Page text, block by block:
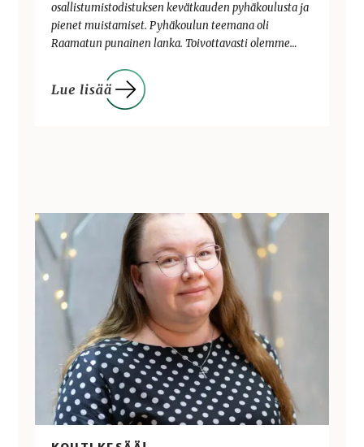
osallistumistodistuksen kevätkauden pyhäkoulusta ja
pienet muistamiset. Pyhäkoulun teemana oli
Raamatun punainen lanka. Toivottavasti olemme…